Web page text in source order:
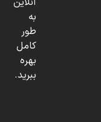
به
طور
کامل
بهره
ببرید.